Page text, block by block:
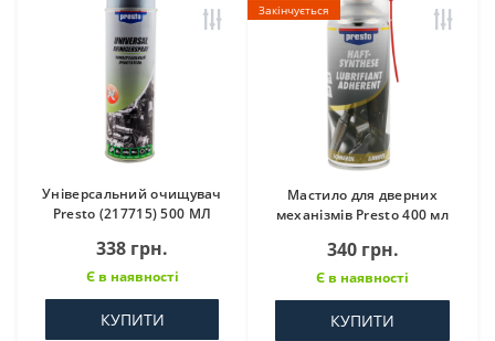
Універсальний очищувач
Presto (217715) 500 МЛ
338 грн.
Є в наявності
КУПИТИ
Закінчується
Мастило для дверних
механізмів Presto 400 мл
340 грн.
Є в наявності
КУПИТИ